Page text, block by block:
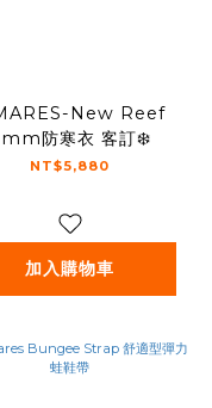
New Reef
防寒衣 客訂❄️
NT$5,880
加入購物車